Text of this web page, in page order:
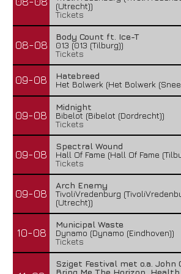
(Utrecht))
Tickets
08-08
Body Count ft. Ice-T
013 (013 (Tilburg))
Tickets
09-08
Hatebreed
Het Bolwerk (Het Bolwerk
09-08
Midnight
Bibelot (Bibelot (Dordrecht))
Tickets
09-08
Spectral Wound
Hall Of Fame (Hall Of Fame
Tickets
09-08
Arch Enemy
TivoliVredenburg
(Utrecht))
10-08
Municipal Waste
Dynamo (Dynamo (Eindhoven))
Tickets
Sziget Festival met o.a. John
Bring Me The Horizon, Health